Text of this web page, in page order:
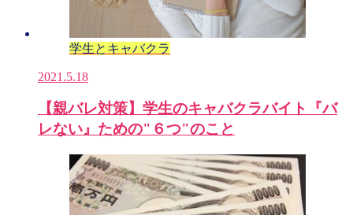
学生とキャバクラ
2021.5.18
【親バレ対策】学生のキャバクラバイト『バ
レない』ための"６つ"のこと